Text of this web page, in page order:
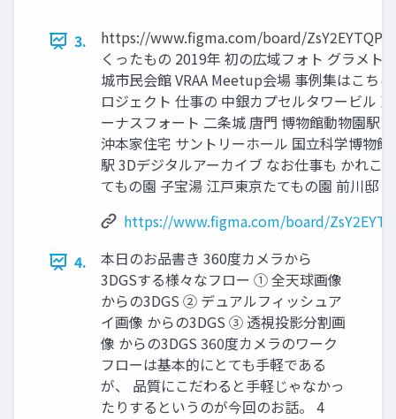
3.
https://www.figma.com/board/
くったもの 2019年 初の広域フォト グラメト
城市民会館 VRAA Meetup会場 事例集はこち
ロジェクト 仕事の 中銀カプセルタワービル
ーナスフォート 二条城 唐門 博物館動物園駅
沖本家住宅 サントリーホール 国立科学博物
駅 3Dデジタルアーカイブ なお仕事も かれこ
てもの園 子宝湯 江戸東京たてもの園 前川邸 3
https://www.figma.com/board/
4.
本日のお品書き 360度カメラから
3DGSする様々なフロー ① 全天球画像
からの3DGS ② デュアルフィッシュア
イ画像 からの3DGS ③ 透視投影分割画
像 からの3DGS 360度カメラのワーク
フローは基本的にとても手軽である
が、 品質にこだわると手軽じゃなかっ
たりするというのが今回のお話。 4